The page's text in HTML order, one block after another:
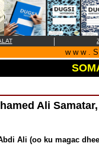
|
w w w .
Ali
Ali (oo ku magac